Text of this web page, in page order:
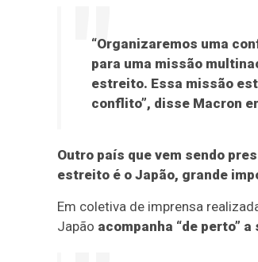
“Organizaremos uma
para uma missão
estreito. Essa missão
conflito”, disse Macron
Outro país que vem sendo
estreito é o Japão, grande
Em coletiva de imprensa
Japão acompanha “de perto”